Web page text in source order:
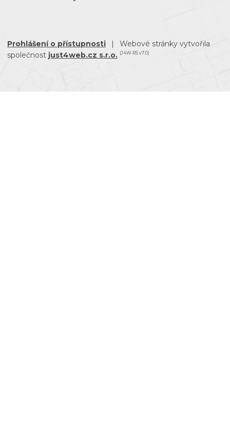
Prohlášení o přístupnosti |
Webové stránky vytvořila
společnost just4web.cz s.r.o. (J4W-RS v7.0)